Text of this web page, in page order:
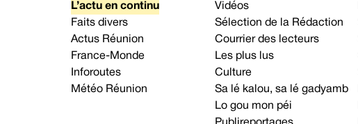
L’actu en continu
Faits divers
Actus Réunion
France-Monde
Inforoutes
Météo Réunion
Vidéos
Sélection de la Rédaction
Courrier des lecteurs
Les plus lus
Culture
Sa lé kalou, sa lé gadyamb
Lo gou mon péi